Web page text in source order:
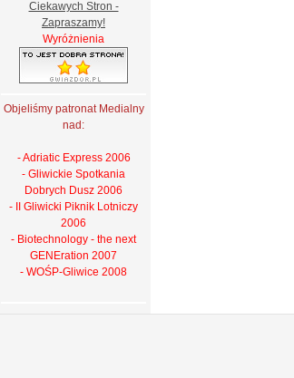
Wyróżnienia
Objeliśmy patronat Medialny
nad:
- Adriatic Express 2006
- Gliwickie Spotkania
Dobrych Dusz 2006
- II Gliwicki Piknik Lotniczy
2006
- Biotechnology - the next
GENEration 2007
- WOŚP-Gliwice 2008